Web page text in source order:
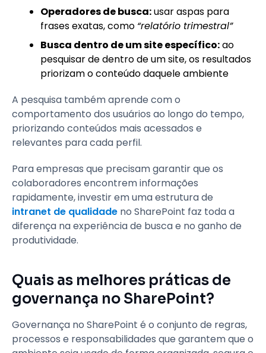
Operadores de busca:usar aspas para
frases exatas, como “relatório trimestral”
Busca dentro de um site específico:ao
pesquisar de dentro de um site, os resultados
priorizam o conteúdo daquele ambiente
A pesquisa também aprende com o
comportamento dos usuários ao longo do tempo,
priorizando conteúdos mais acessados e
relevantes para cada perfil.
Para empresas que precisam garantir que os
colaboradores encontrem informações
rapidamente, investir em uma estrutura de
intranet de qualidade no SharePoint faz toda a
diferença na experiência de busca e no ganho de
produtividade.
Quais as melhores práticas de
governança no SharePoint?
Governança no SharePoint é o conjunto de regras,
processos e responsabilidades que garantem que o